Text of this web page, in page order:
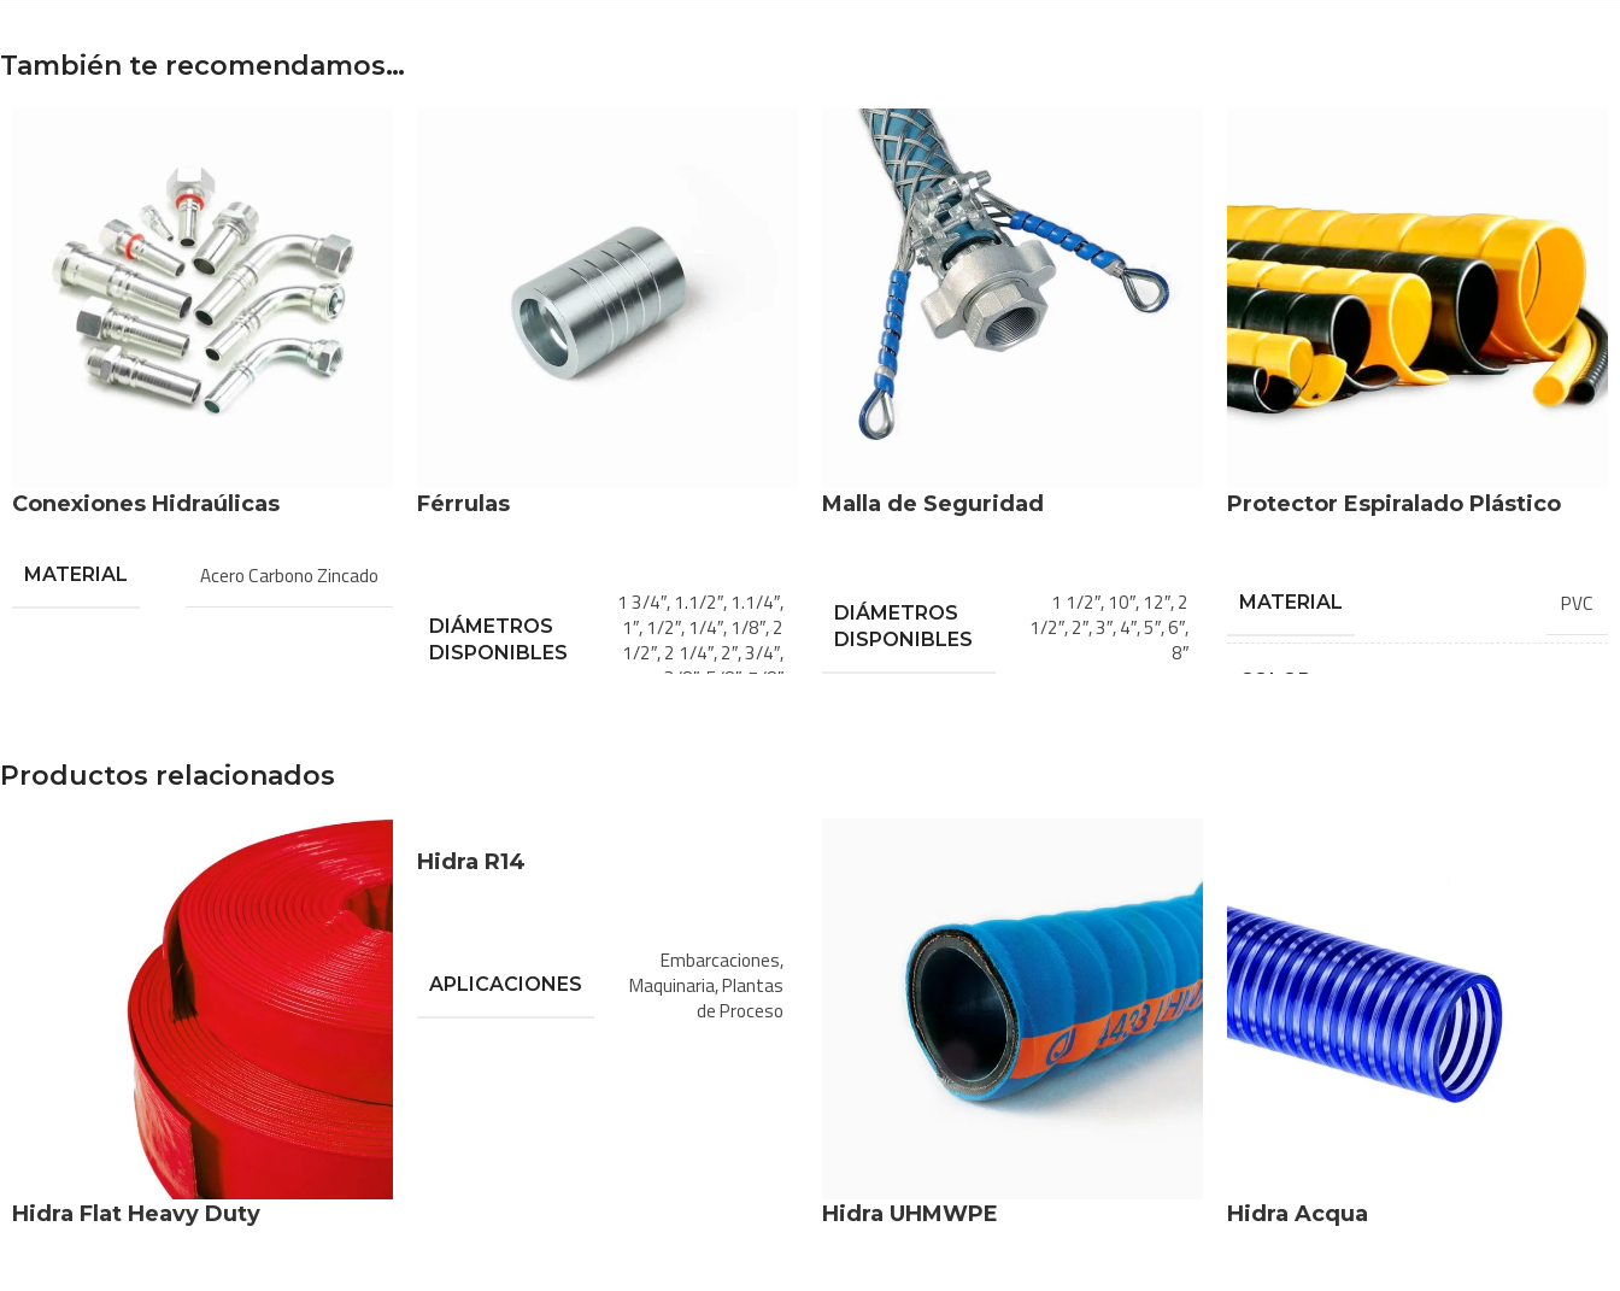
También te recomendamos…
Conexiones Hidraúlicas
MATERIAL Acero Carbono Zincado
Férrulas
DIÁMETROS
DISPONIBLES
1 3/4″, 1.1/2″, 1.1/4″,
1″, 1/2″, 1/4″, 1/8″,2
1/2″,2 1/4″,2″,3/4″,
3/8″ 5/8″ 7/8″
Malla de Seguridad
DIÁMETROS
DISPONIBLES
1 1/2″, 10″, 12″,2
1/2″,2″,3″,4″,5″,6″,
8″
Protector Espiralado Plástico
MATERIAL PVC
COLOR
Productos relacionados
Hidra Flat Heavy Duty
Hidra R14
APLICACIONES
Embarcaciones,
Maquinaria,Plantas
de Proceso
Hidra UHMWPE Hidra Acqua